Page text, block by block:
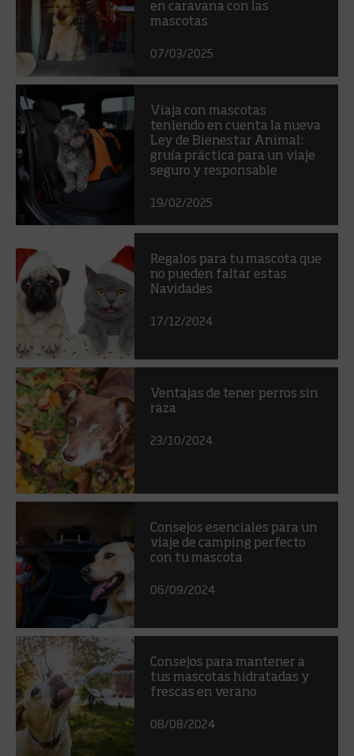
en caravana con las
mascotas
07/03/2025
Viaja con mascotas
teniendo en cuenta la nueva
Ley de Bienestar Animal:
gruía práctica para un viaje
seguro y responsable
19/02/2025
Regalos para tu mascota que
no pueden faltar estas
Navidades
17/12/2024
Ventajas de tener perros sin
raza
23/10/2024
Consejos esenciales para un
viaje de camping perfecto
con tu mascota
06/09/2024
Consejos para mantener a
tus mascotas hidratadas y
frescas en verano
08/08/2024